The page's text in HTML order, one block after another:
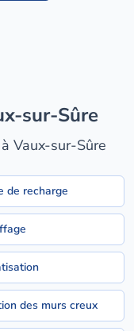
sur-Sûre
Vaux-sur-Sûre
de recharge
des murs creux